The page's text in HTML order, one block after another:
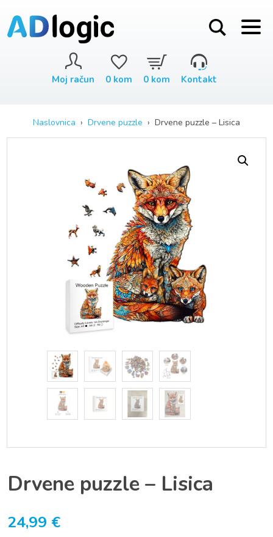
Moj račun 0 kom 0 kom Kontakt
Naslovnica › Drvene puzzle › Drvene puzzle – Lisica
Drvene puzzle – Lisica
24,99 €